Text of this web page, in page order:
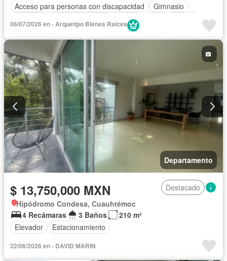
Acceso para personas con discapacidad
Gimnasio
Azotea
Vista panorámica
Recámara con closet
Caseta de vigilancia
06/07/2026 en - Arquetipo Bienes Raices
Departamento
$ 13,750,000 MXN
Destacado
Hipódromo Condesa, Cuauhtémoc
4 Recámaras
3 Baños
210 m²
Elevador
Estacionamiento
22/06/2026 en - DAVID MARIN